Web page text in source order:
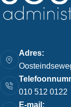
Adres:
010 512 0122
E-mail: